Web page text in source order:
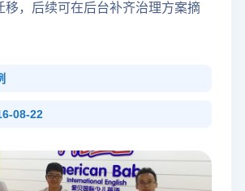
移，后续可在后台补齐治理方案摘
08-22